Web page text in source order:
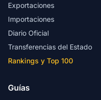
Exportaciones
Importaciones
Diario Oficial
Transferencias del Estado
Rankings y Top 100
Guías